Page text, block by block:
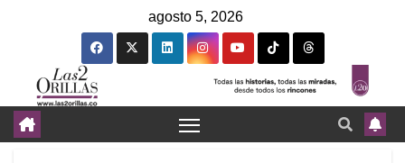
agosto 5, 2026